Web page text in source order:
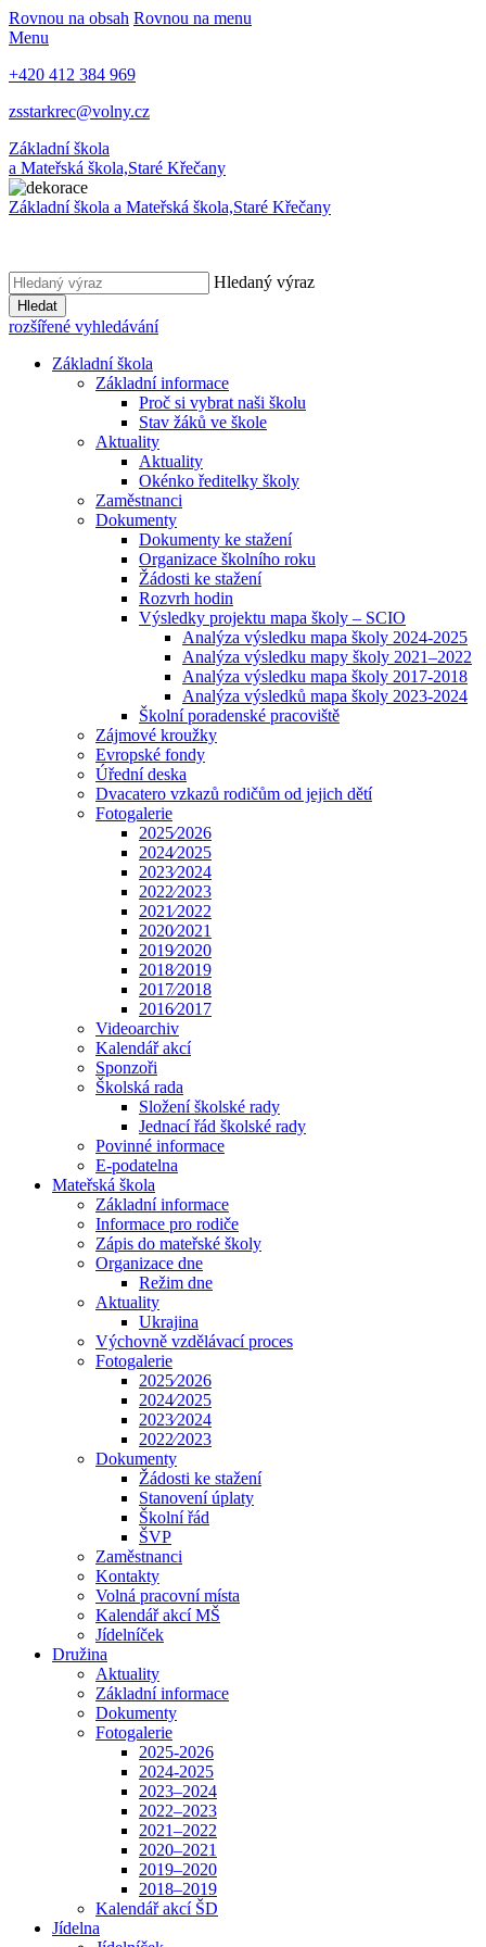
Rovnou na obsah Rovnou na menu
Menu
+420 412 384 969
zsstarkrec@volny.cz
Základní škola
a Mateřská škola,Staré Křečany
Základní škola a Mateřská škola,Staré Křečany
Hledaný výraz
Hledat
rozšířené vyhledávání
Základní škola
Základní informace
Proč si vybrat naši školu
Stav žáků ve škole
Aktuality
Aktuality
Okénko ředitelky školy
Zaměstnanci
Dokumenty
Dokumenty ke stažení
Organizace školního roku
Žádosti ke stažení
Rozvrh hodin
Výsledky projektu mapa školy – SCIO
Analýza výsledku mapa školy 2024-2025
Analýza výsledku mapy školy 2021–2022
Analýza výsledku mapa školy 2017-2018
Analýza výsledků mapa školy 2023-2024
Školní poradenské pracoviště
Zájmové kroužky
Evropské fondy
Úřední deska
Dvacatero vzkazů rodičům od jejich dětí
Fotogalerie
2025⁄2026
2024⁄2025
2023⁄2024
2022⁄2023
2021⁄2022
2020⁄2021
2019⁄2020
2018⁄2019
2017⁄2018
2016⁄2017
Videoarchiv
Kalendář akcí
Sponzoři
Školská rada
Složení školské rady
Jednací řád školské rady
Povinné informace
E-podatelna
Mateřská škola
Základní informace
Informace pro rodiče
Zápis do mateřské školy
Organizace dne
Režim dne
Aktuality
Ukrajina
Výchovně vzdělávací proces
Fotogalerie
2025⁄2026
2024⁄2025
2023⁄2024
2022⁄2023
Dokumenty
Žádosti ke stažení
Stanovení úplaty
Školní řád
ŠVP
Zaměstnanci
Kontakty
Volná pracovní místa
Kalendář akcí MŠ
Jídelníček
Družina
Aktuality
Základní informace
Dokumenty
Fotogalerie
2025-2026
2024-2025
2023–2024
2022–2023
2021–2022
2020–2021
2019–2020
2018–2019
Kalendář akcí ŠD
Jídelna